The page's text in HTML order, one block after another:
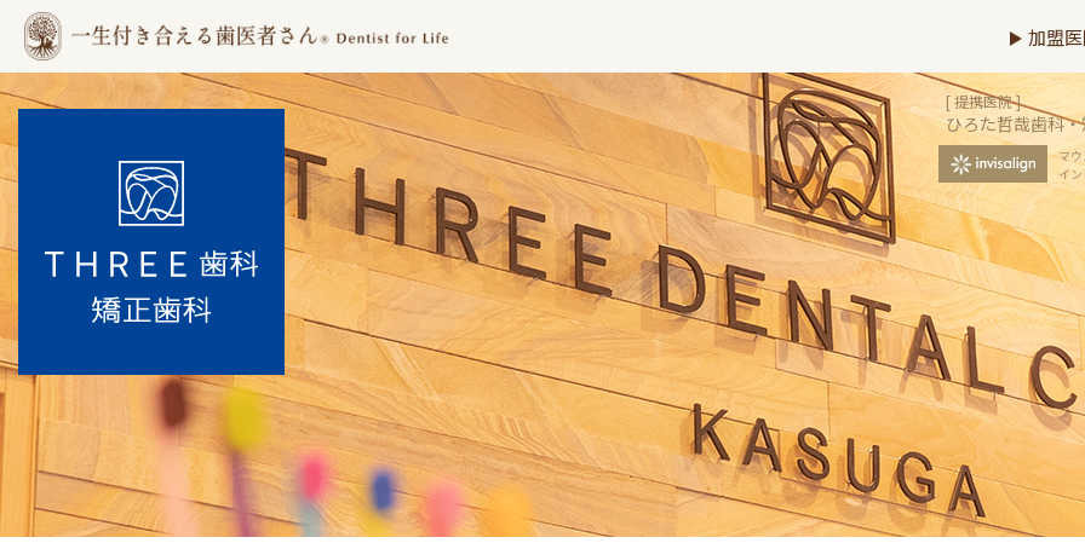
加盟
春日市の歯医
者 | 春日
THREE歯科・
[ 提携医院 ]
ひろた哲哉歯科
マ
イ